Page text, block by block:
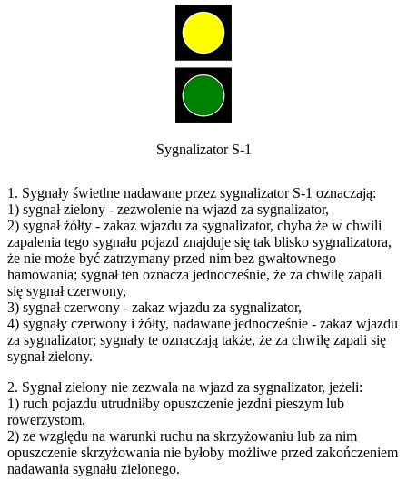
Sygnalizator S-1
1. Sygnały świetlne nadawane przez sygnalizator S-1 oznaczają:
1) sygnał zielony - zezwolenie na wjazd za sygnalizator,
2) sygnał żółty - zakaz wjazdu za sygnalizator, chyba że w chwili
zapalenia tego sygnału pojazd znajduje się tak blisko sygnalizatora,
że nie może być zatrzymany przed nim bez gwałtownego
hamowania; sygnał ten oznacza jednocześnie, że za chwilę zapali
się sygnał czerwony,
3) sygnał czerwony - zakaz wjazdu za sygnalizator,
4) sygnały czerwony i żółty, nadawane jednocześnie - zakaz wjazdu
za sygnalizator; sygnały te oznaczają także, że za chwilę zapali się
sygnał zielony.
2. Sygnał zielony nie zezwala na wjazd za sygnalizator, jeżeli:
1) ruch pojazdu utrudniłby opuszczenie jezdni pieszym lub
rowerzystom,
2) ze względu na warunki ruchu na skrzyżowaniu lub za nim
opuszczenie skrzyżowania nie byłoby możliwe przed zakończeniem
nadawania sygnału zielonego.